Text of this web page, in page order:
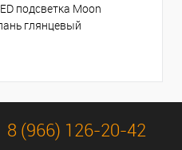
подсветка Moon
глянцевый
8 (966) 126-20-42